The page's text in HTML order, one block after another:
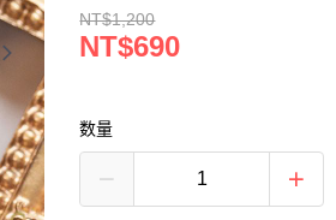
NT$1,200
NT$690
数量